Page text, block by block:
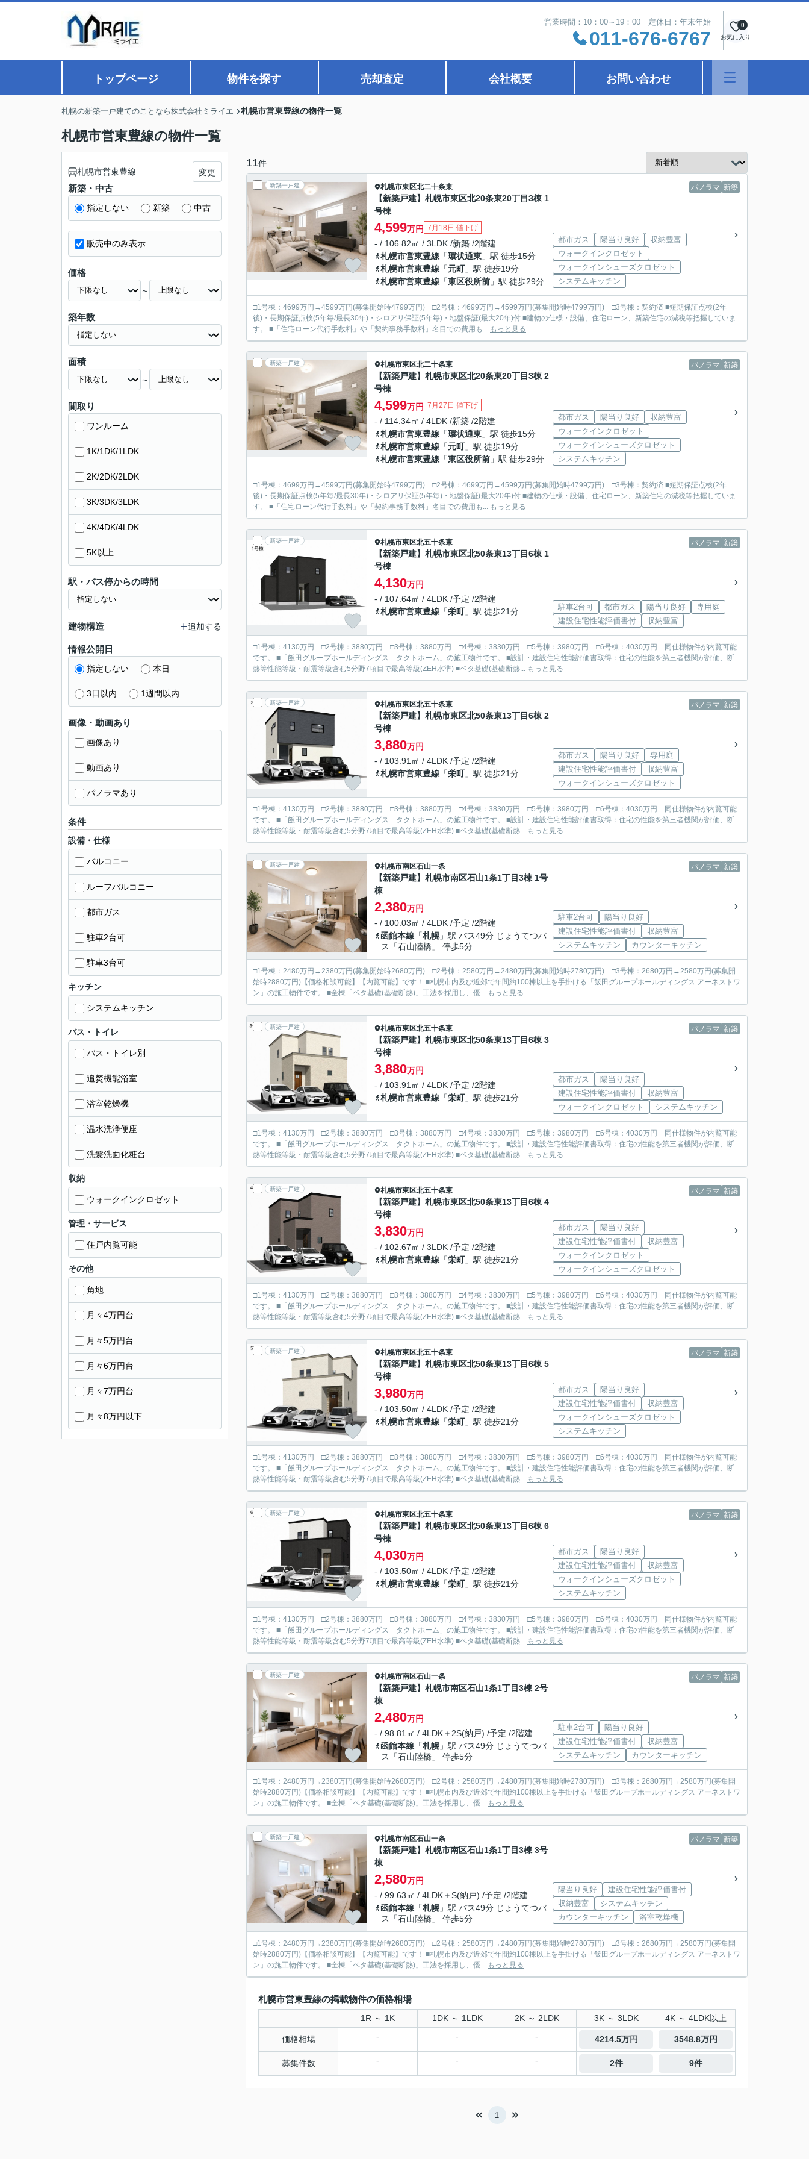
営業時間：10：00～19：00 定休日：年末年始
011-676-6767 お気に入り
0
トップページ 物件を探す 売却査定 会社概要 お問い合わせ
札幌の新築一戸建てのことなら株式会社ミライエ 札幌市営東豊線の物件一覧
札幌市営東豊線の物件一覧
11件
新築一戸建 パノラマ 新築
札幌市東区北二十条東
【新築戸建】札幌市東区北20条東20丁目3棟 1
号棟
4,599万円 7月18日 値下げ
- / 106.82㎡ / 3LDK /新築 /2階建
札幌市営東豊線 「環状通東 」駅 徒歩15分
札幌市営東豊線 「元町」駅 徒歩19分
札幌市営東豊線 「東区役所前 」駅 徒歩29分
都市ガス 陽当り良好
収納豊富
ウォークインクロゼット
ウォークインシューズクロゼット
システムキッチン
□1号棟：4699万円→4599万円(募集開始時4799万円) □2号棟：4699万円→4599万円(募集開始時4799万円) □3号棟：契約済 ■短期保証点検(2年
後)・長期保証点検(5年毎/最長30年)・シロアリ保証(5年毎)・地盤保証(最大20年)付 ■建物の仕様・設備、住宅ローン、新築住宅の減税等把握していま
す。 ■「住宅ローン代行手数料」や「契約事務手数料」名目での費用も... もっと見る
新築一戸建 パノラマ 新築
札幌市東区北二十条東
【新築戸建】札幌市東区北20条東20丁目3棟 2
号棟
4,599万円 7月27日 値下げ
- / 114.34㎡ / 4LDK /新築 /2階建
札幌市営東豊線 「環状通東 」駅 徒歩15分
札幌市営東豊線 「元町」駅 徒歩19分
札幌市営東豊線 「東区役所前 」駅 徒歩29分
都市ガス 陽当り良好
収納豊富
ウォークインクロゼット
ウォークインシューズクロゼット
システムキッチン
□1号棟：4699万円→4599万円(募集開始時4799万円) □2号棟：4699万円→4599万円(募集開始時4799万円) □3号棟：契約済 ■短期保証点検(2年
後)・長期保証点検(5年毎/最長30年)・シロアリ保証(5年毎)・地盤保証(最大20年)付 ■建物の仕様・設備、住宅ローン、新築住宅の減税等把握していま
す。 ■「住宅ローン代行手数料」や「契約事務手数料」名目での費用も... もっと見る
新築一戸建 パノラマ 新築
札幌市東区北五十条東
【新築戸建】札幌市東区北50条東13丁目6棟 1
号棟
4,130万円
- / 107.64㎡ / 4LDK /予定 /2階建
札幌市営東豊線 「栄町」駅 徒歩21分 駐車2台可 都市ガス 陽当り良好
専用庭
建設住宅性能評価書付
収納豊富
□1号棟：4130万円 □2号棟：3880万円 □3号棟：3880万円 □4号棟：3830万円 □5号棟：3980万円 □6号棟：4030万円 同仕様物件が内覧可能
です。 ■「飯田グループホールディングス タクトホーム」の施工物件です。 ■設計・建設住宅性能評価書取得：住宅の性能を第三者機関が評価、断
熱等性能等級・耐震等級含む5分野7項目で最高等級(ZEH水準) ■ベタ基礎(基礎断熱... もっと見る
新築一戸建 パノラマ 新築
札幌市東区北五十条東
【新築戸建】札幌市東区北50条東13丁目6棟 2
号棟
3,880万円
- / 103.91㎡ / 4LDK /予定 /2階建
札幌市営東豊線 「栄町」駅 徒歩21分
都市ガス 陽当り良好
専用庭
建設住宅性能評価書付
収納豊富
ウォークインシューズクロゼット
□1号棟：4130万円 □2号棟：3880万円 □3号棟：3880万円 □4号棟：3830万円 □5号棟：3980万円 □6号棟：4030万円 同仕様物件が内覧可能
です。 ■「飯田グループホールディングス タクトホーム」の施工物件です。 ■設計・建設住宅性能評価書取得：住宅の性能を第三者機関が評価、断
熱等性能等級・耐震等級含む5分野7項目で最高等級(ZEH水準) ■ベタ基礎(基礎断熱... もっと見る
新築一戸建 パノラマ 新築
札幌市南区石山一条
【新築戸建】札幌市南区石山1条1丁目3棟 1号
棟
2,380万円
- / 100.03㎡ / 4LDK /予定 /2階建
函館本線 「札幌」駅 バス49分 じょうてつバ
ス「石山陸橋」 停歩5分
駐車2台可
陽当り良好
建設住宅性能評価書付
収納豊富
システムキッチン
カウンターキッチン
□1号棟：2480万円→2380万円(募集開始時2680万円) □2号棟：2580万円→2480万円(募集開始時2780万円) □3号棟：2680万円→2580万円(募集開
始時2880万円)【価格相談可能】【内覧可能】です！ ■札幌市内及び近郊で年間約100棟以上を手掛ける「飯田グループホールディングス アーネストワ
ン」の施工物件です。 ■全棟「ベタ基礎(基礎断熱)」工法を採用し、優... もっと見る
新築一戸建 パノラマ 新築
札幌市東区北五十条東
【新築戸建】札幌市東区北50条東13丁目6棟 3
号棟
3,880万円
- / 103.91㎡ / 4LDK /予定 /2階建
札幌市営東豊線 「栄町」駅 徒歩21分
都市ガス
陽当り良好
建設住宅性能評価書付
収納豊富
ウォークインクロゼット
システムキッチン
□1号棟：4130万円 □2号棟：3880万円 □3号棟：3880万円 □4号棟：3830万円 □5号棟：3980万円 □6号棟：4030万円 同仕様物件が内覧可能
です。 ■「飯田グループホールディングス タクトホーム」の施工物件です。 ■設計・建設住宅性能評価書取得：住宅の性能を第三者機関が評価、断
熱等性能等級・耐震等級含む5分野7項目で最高等級(ZEH水準) ■ベタ基礎(基礎断熱... もっと見る
新築一戸建 パノラマ 新築
札幌市東区北五十条東
【新築戸建】札幌市東区北50条東13丁目6棟 4
号棟
3,830万円
- / 102.67㎡ / 3LDK /予定 /2階建
札幌市営東豊線 「栄町」駅 徒歩21分
都市ガス
陽当り良好
建設住宅性能評価書付
収納豊富
ウォークインクロゼット
ウォークインシューズクロゼット
□1号棟：4130万円 □2号棟：3880万円 □3号棟：3880万円 □4号棟：3830万円 □5号棟：3980万円 □6号棟：4030万円 同仕様物件が内覧可能
です。 ■「飯田グループホールディングス タクトホーム」の施工物件です。 ■設計・建設住宅性能評価書取得：住宅の性能を第三者機関が評価、断
熱等性能等級・耐震等級含む5分野7項目で最高等級(ZEH水準) ■ベタ基礎(基礎断熱... もっと見る
新築一戸建 パノラマ 新築
札幌市東区北五十条東
【新築戸建】札幌市東区北50条東13丁目6棟 5
号棟
3,980万円
- / 103.50㎡ / 4LDK /予定 /2階建
札幌市営東豊線 「栄町」駅 徒歩21分
都市ガス
陽当り良好
建設住宅性能評価書付
収納豊富
ウォークインシューズクロゼット
システムキッチン
□1号棟：4130万円 □2号棟：3880万円 □3号棟：3880万円 □4号棟：3830万円 □5号棟：3980万円 □6号棟：4030万円 同仕様物件が内覧可能
です。 ■「飯田グループホールディングス タクトホーム」の施工物件です。 ■設計・建設住宅性能評価書取得：住宅の性能を第三者機関が評価、断
熱等性能等級・耐震等級含む5分野7項目で最高等級(ZEH水準) ■ベタ基礎(基礎断熱... もっと見る
新築一戸建 パノラマ 新築
札幌市東区北五十条東
【新築戸建】札幌市東区北50条東13丁目6棟 6
号棟
4,030万円
- / 103.50㎡ / 4LDK /予定 /2階建
札幌市営東豊線 「栄町」駅 徒歩21分
都市ガス
陽当り良好
建設住宅性能評価書付
収納豊富
ウォークインシューズクロゼット
システムキッチン
□1号棟：4130万円 □2号棟：3880万円 □3号棟：3880万円 □4号棟：3830万円 □5号棟：3980万円 □6号棟：4030万円 同仕様物件が内覧可能
です。 ■「飯田グループホールディングス タクトホーム」の施工物件です。 ■設計・建設住宅性能評価書取得：住宅の性能を第三者機関が評価、断
熱等性能等級・耐震等級含む5分野7項目で最高等級(ZEH水準) ■ベタ基礎(基礎断熱... もっと見る
新築一戸建 パノラマ 新築
札幌市南区石山一条
【新築戸建】札幌市南区石山1条1丁目3棟 2号
棟
2,480万円
- / 98.81㎡ / 4LDK＋2S(納戸) /予定 /2階建
函館本線 「札幌」駅 バス49分 じょうてつバ
ス「石山陸橋」 停歩5分
駐車2台可
陽当り良好
建設住宅性能評価書付
収納豊富
システムキッチン
カウンターキッチン
□1号棟：2480万円→2380万円(募集開始時2680万円) □2号棟：2580万円→2480万円(募集開始時2780万円) □3号棟：2680万円→2580万円(募集開
始時2880万円)【価格相談可能】【内覧可能】です！ ■札幌市内及び近郊で年間約100棟以上を手掛ける「飯田グループホールディングス アーネストワ
ン」の施工物件です。 ■全棟「ベタ基礎(基礎断熱)」工法を採用し、優... もっと見る
新築一戸建 パノラマ 新築
札幌市南区石山一条
【新築戸建】札幌市南区石山1条1丁目3棟 3号
棟
2,580万円
- / 99.63㎡ / 4LDK＋S(納戸) /予定 /2階建
函館本線 「札幌」駅 バス49分 じょうてつバ
ス「石山陸橋」 停歩5分
陽当り良好
建設住宅性能評価書付
収納豊富
システムキッチン
カウンターキッチン
浴室乾燥機
□1号棟：2480万円→2380万円(募集開始時2680万円) □2号棟：2580万円→2480万円(募集開始時2780万円) □3号棟：2680万円→2580万円(募集開
始時2880万円)【価格相談可能】【内覧可能】です！ ■札幌市内及び近郊で年間約100棟以上を手掛ける「飯田グループホールディングス アーネストワ
ン」の施工物件です。 ■全棟「ベタ基礎(基礎断熱)」工法を採用し、優... もっと見る
札幌市営東豊線の掲載物件の価格相場
1R ～ 1K 1DK ～ 1LDK 2K ～ 2LDK 3K ～ 3LDK 4K ～ 4LDK以上
価格相場 - - - 4214.5万円 3548.8万円
募集件数 - - - 2件 9件
1
札幌市営東豊線 変更
新築・中古
指定しない 新築 中古
販売中のみ表示
価格
～
築年数
面積
～
間取り
ワンルーム
1K/1DK/1LDK
2K/2DK/2LDK
3K/3DK/3LDK
4K/4DK/4LDK
5K以上
駅・バス停からの時間
建物構造 追加する
情報公開日
指定しない 本日
3日以内 1週間以内
画像・動画あり
画像あり
動画あり
パノラマあり
条件
設備・仕様
バルコニー
ルーフバルコニー
都市ガス
駐車2台可
駐車3台可
キッチン
システムキッチン
バス・トイレ
バス・トイレ別
追焚機能浴室
浴室乾燥機
温水洗浄便座
洗髪洗面化粧台
収納
ウォークインクロゼット
管理・サービス
住戸内覧可能
その他
角地
月々4万円台
月々5万円台
月々6万円台
月々7万円台
月々8万円以下